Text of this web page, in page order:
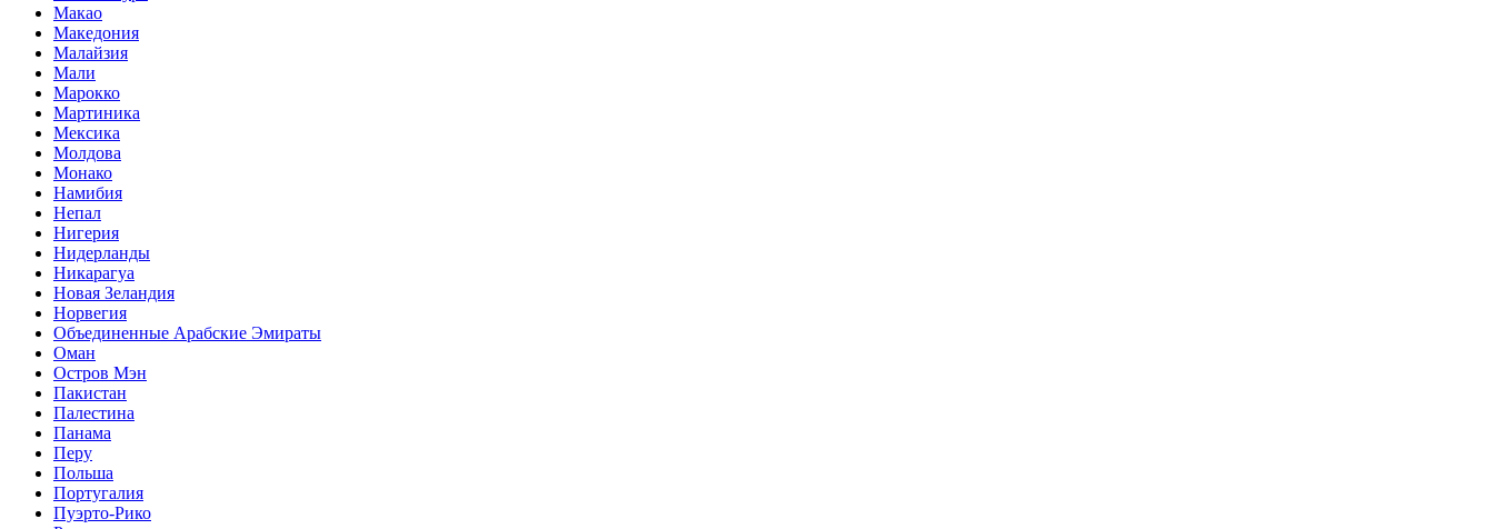
Макао
Македония
Малайзия
Мали
Марокко
Мартиника
Мексика
Молдова
Монако
Намибия
Непал
Нигерия
Нидерланды
Никарагуа
Новая Зеландия
Норвегия
Объединенные Арабские Эмираты
Оман
Остров Мэн
Пакистан
Палестина
Панама
Перу
Польша
Португалия
Пуэрто-Рико